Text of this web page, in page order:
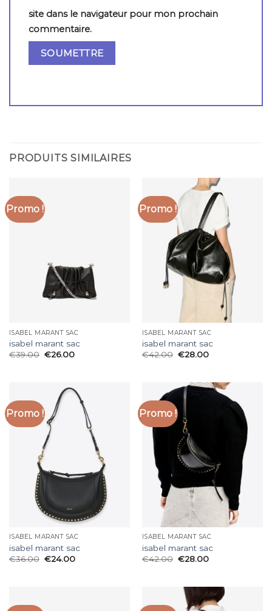
site dans le navigateur pour mon prochain
commentaire.
PRODUITS SIMILAIRES
Promo !
ISABEL MARANT SAC
isabel marant sac
€39.00 €26.00
Promo !
ISABEL MARANT SAC
isabel marant sac
€42.00 €28.00
Promo !
ISABEL MARANT SAC
isabel marant sac
€36.00 €24.00
Promo !
ISABEL MARANT SAC
isabel marant sac
€42.00 €28.00